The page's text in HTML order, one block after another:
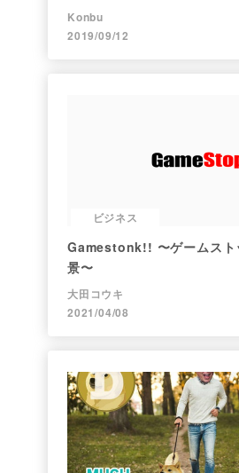
調べてみた
Konbu
2019/09/12
ビジネス
Gamestonk!! 〜ゲームスト
景〜
大田コウキ
2021/04/08